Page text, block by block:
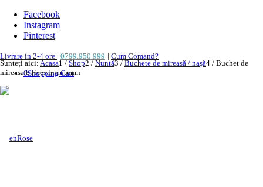
Facebook
Instagram
Pinterest
Livrare in 2-4 ore | 0799.950.999 | Cum Comand?
0Shopping Cart
Sunteți aici: Acasa1 / Shop2 / Nuntă3 / Buchete de mireasă / nașă4 / Buchet de
mireasa Spices in autumn
NOU!